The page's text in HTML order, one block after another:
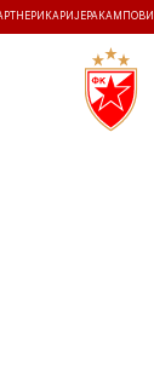
КАРИЈЕРА КАМПОВИ